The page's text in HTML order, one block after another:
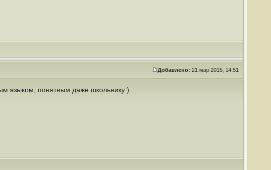
Добавлено: 21 мар 2015, 14:51
языком, понятным даже школьнику:)